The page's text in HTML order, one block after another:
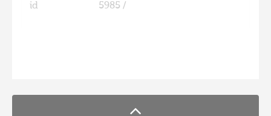
Фотоконкурс 2008
id 5985 /